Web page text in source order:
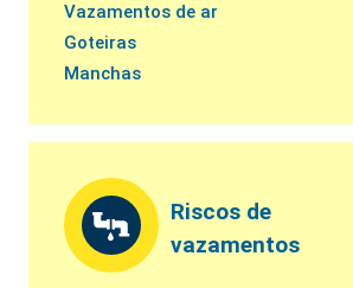
Vazamentos de ar
Goteiras
Manchas
Riscos de
vazamentos